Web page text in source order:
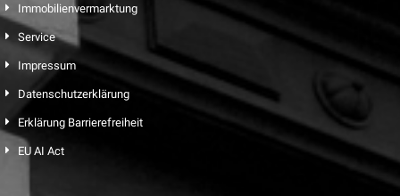
Immobilienvermarktung
Service
Impressum
Datenschutzerklärung
Erklärung Barrierefreiheit
EU AI Act